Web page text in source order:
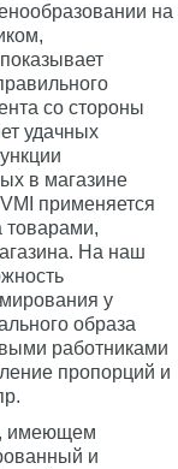
на
со стороны
удачных
в магазине
применяется
товарами,
На наш
у
образа
работниками
пропорций и
имеющем
и